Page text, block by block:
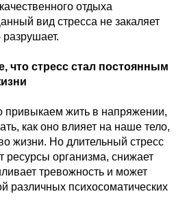
отдыха
вид стресса не закаляет
разрушает.
что стресс стал постоянным
привыкаем жить в напряжении,
как оно влияет на наше тело,
жизни. Но длительный стресс
ресурсы организма, снижает
тревожность и может
различных психосоматических